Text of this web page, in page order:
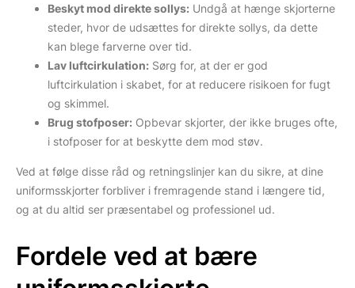
Beskyt mod direkte sollys: Undgå at hænge skjorterne
steder, hvor de udsættes for direkte sollys, da dette
kan blege farverne over tid.
Lav luftcirkulation: Sørg for, at der er god
luftcirkulation i skabet, for at reducere risikoen for fugt
og skimmel.
Brug stofposer: Opbevar skjorter, der ikke bruges ofte,
i stofposer for at beskytte dem mod støv.
Ved at følge disse råd og retningslinjer kan du sikre, at dine
uniformsskjorter forbliver i fremragende stand i længere tid,
og at du altid ser præsentabel og professionel ud.
Fordele ved at bære